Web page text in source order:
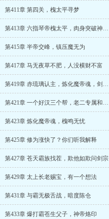
第411章 第四关，槐太平寻梦
第413章 六指琴帝槐太平，肉身突破神皇境
第415章 半帝交峰，镇压魔无为
第417章 马无夜草不肥，人没横财不富
第419章 赤琉璃认主，炼化魔帝魂，剑无双护短
第421章 一个好汉三个帮，老二专属和事佬
第423章 炼化魔帝魂，槐鸣无忧
第425章 修为涨快了？你们听我解释
第427章 苍天霸族找茬，欺他如欺问剑宗
第429章 太上长老赐宝，有一个想法
第431章 与霸无极舌战，暗度陈仓
第433章 爆打霸苍生父子，神帝烙印